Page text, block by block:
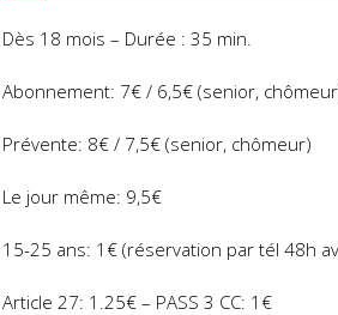
Dès 18 mois – Durée : 35 min.
Abonnement: 7€ / 6,5€ (senior,
Prévente: 8€ / 7,5€ (senior, chômeur)
Le jour même: 9,5€
15-25 ans: 1€ (réservation par tél 48h
Article 27: 1.25€ – PASS 3 CC: 1€